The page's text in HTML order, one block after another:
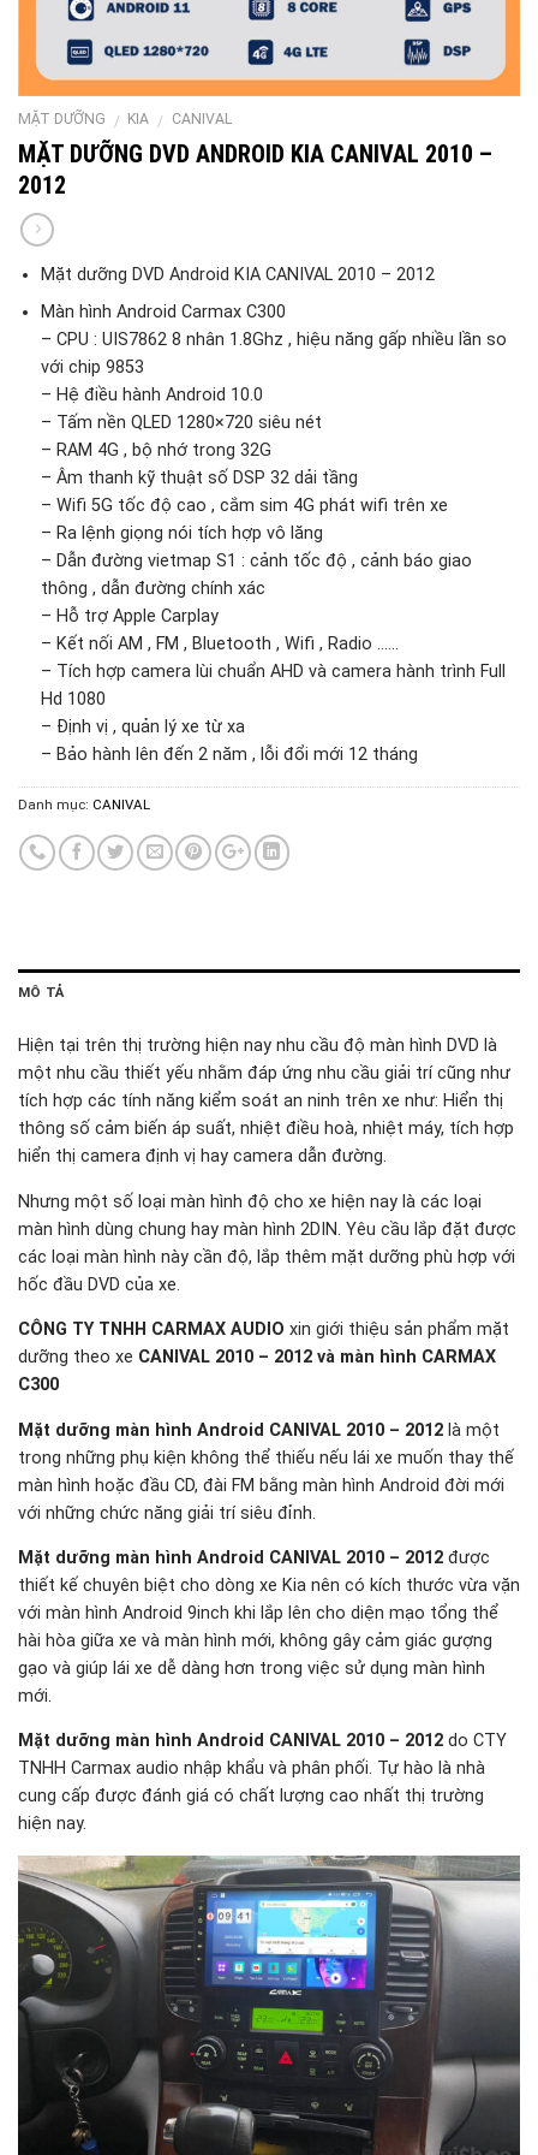
MẶT DƯỠNG / KIA / CANIVAL
MẶT DƯỠNG DVD ANDROID KIA CANIVAL 2010 –
2012
Mặt dưỡng DVD Android KIA CANIVAL 2010 – 2012
Màn hình Android Carmax C300
– CPU : UIS7862 8 nhân 1.8Ghz , hiệu năng gấp nhiều lần so
với chip 9853
– Hệ điều hành Android 10.0
– Tấm nền QLED 1280×720 siêu nét
– RAM 4G , bộ nhớ trong 32G
– Âm thanh kỹ thuật số DSP 32 dải tầng
– Wifi 5G tốc độ cao , cắm sim 4G phát wifi trên xe
– Ra lệnh giọng nói tích hợp vô lăng
– Dẫn đường vietmap S1 : cảnh tốc độ , cảnh báo giao
thông , dẫn đường chính xác
– Hỗ trợ Apple Carplay
– Kết nối AM , FM , Bluetooth , Wifi , Radio ……
– Tích hợp camera lùi chuẩn AHD và camera hành trình Full
Hd 1080
– Định vị , quản lý xe từ xa
– Bảo hành lên đến 2 năm , lỗi đổi mới 12 tháng
Danh mục: CANIVAL
MÔ TẢ
Hiện tại trên thị trường hiện nay nhu cầu độ màn hình DVD là
một nhu cầu thiết yếu nhằm đáp ứng nhu cầu giải trí cũng như
tích hợp các tính năng kiểm soát an ninh trên xe như: Hiển thị
thông số cảm biến áp suất, nhiệt điều hoà, nhiệt máy, tích hợp
hiển thị camera định vị hay camera dẫn đường.
Nhưng một số loại màn hình độ cho xe hiện nay là các loại
màn hình dùng chung hay màn hình 2DIN. Yêu cầu lắp đặt được
các loại màn hình này cần độ, lắp thêm mặt dưỡng phù hợp với
hốc đầu DVD của xe.
CÔNG TY TNHH CARMAX AUDIO xin giới thiệu sản phẩm mặt
dưỡng theo xe CANIVAL 2010 – 2012 và màn hình CARMAX
C300
Mặt dưỡng màn hình Android CANIVAL 2010 – 2012 là một
trong những phụ kiện không thể thiếu nếu lái xe muốn thay thế
màn hình hoặc đầu CD, đài FM bằng màn hình Android đời mới
với những chức năng giải trí siêu đỉnh.
Mặt dưỡng màn hình Android CANIVAL 2010 – 2012 được
thiết kế chuyên biệt cho dòng xe Kia nên có kích thước vừa vặn
với màn hình Android 9inch khi lắp lên cho diện mạo tổng thể
hài hòa giữa xe và màn hình mới, không gây cảm giác gượng
gạo và giúp lái xe dễ dàng hơn trong việc sử dụng màn hình
mới.
Mặt dưỡng màn hình Android CANIVAL 2010 – 2012 do CTY
TNHH Carmax audio nhập khẩu và phân phối. Tự hào là nhà
cung cấp được đánh giá có chất lượng cao nhất thị trường
hiện nay.